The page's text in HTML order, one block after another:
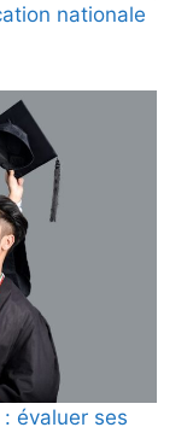
nationale
évaluer ses